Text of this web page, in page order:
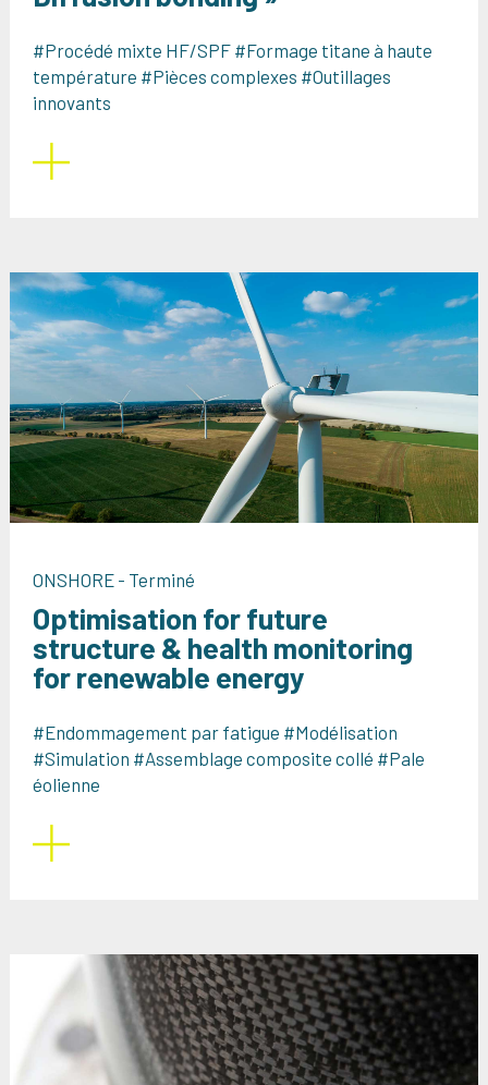
#Procédé mixte HF/SPF #Formage titane à haute
température #Pièces complexes #Outillages
innovants
ONSHORE - Terminé
Optimisation for future
structure & health monitoring
for renewable energy
#Endommagement par fatigue #Modélisation
#Simulation #Assemblage composite collé #Pale
éolienne